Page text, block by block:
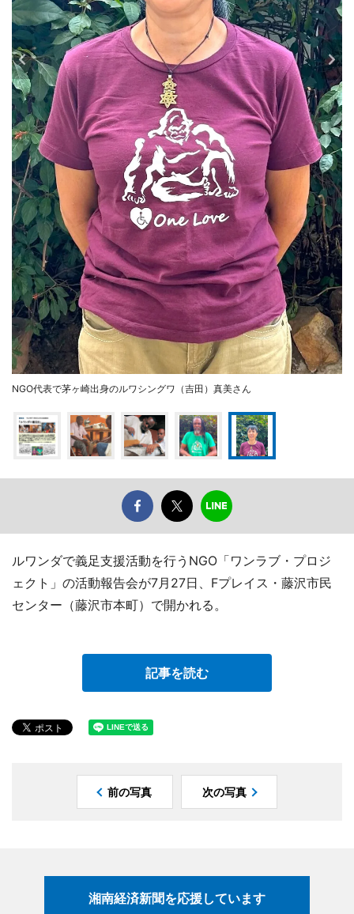
NGO代表で茅ヶ崎出身のルワシングワ（吉田）真美さん
ルワンダで義足支援活動を行うNGO「ワンラブ・プロジ
ェクト」の活動報告会が7月27日、Fプレイス・藤沢市民
センター（藤沢市本町）で開かれる。
記事を読む
前の写真 次の写真
湘南経済新聞を応援しています